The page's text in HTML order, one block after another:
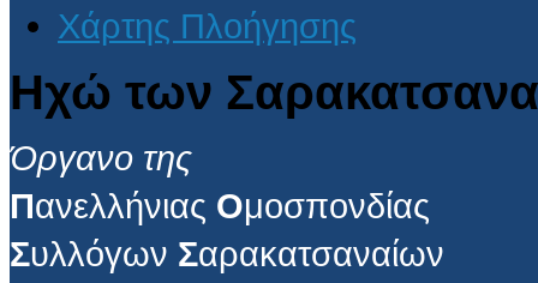
Χάρτης Πλοήγησης
Ηχώ των
Όργανο της
Πανελλήνιας Ομοσπονδίας
Συλλόγων Σαρακατσαναίων